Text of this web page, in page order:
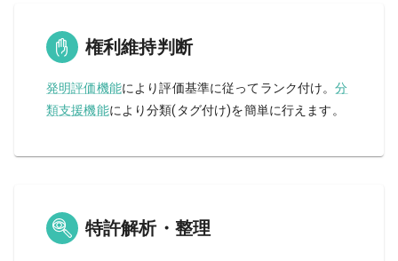
権利維持判断
発明評価機能により評価基準に従ってランク付け。分
類支援機能により分類(タグ付け)を簡単に行えます。
特許解析・整理